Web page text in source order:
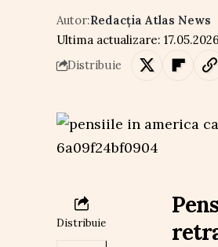
Ultima actualizare:
Autor:Redacția Atlas News
Distribuie
Distribuie